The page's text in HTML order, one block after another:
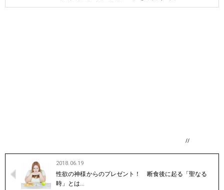
//
2018.06.19
性欲の神様からのプレゼント！ 断食後に起る「聖なる
時」とは…